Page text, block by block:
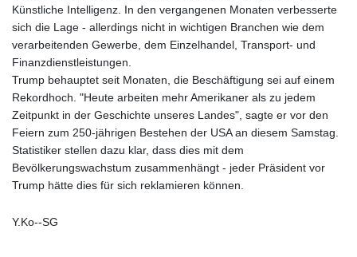
Künstliche Intelligenz. In den vergangenen Monaten verbesserte
sich die Lage - allerdings nicht in wichtigen Branchen wie dem
verarbeitenden Gewerbe, dem Einzelhandel, Transport- und
Finanzdienstleistungen.
Trump behauptet seit Monaten, die Beschäftigung sei auf einem
Rekordhoch. "Heute arbeiten mehr Amerikaner als zu jedem
Zeitpunkt in der Geschichte unseres Landes", sagte er vor den
Feiern zum 250-jährigen Bestehen der USA an diesem Samstag.
Statistiker stellen dazu klar, dass dies mit dem
Bevölkerungswachstum zusammenhängt - jeder Präsident vor
Trump hätte dies für sich reklamieren können.
Y.Ko--SG